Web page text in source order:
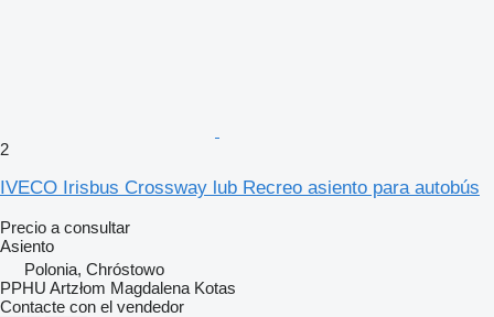
2
IVECO Irisbus Crossway lub Recreo asiento para autobús
Precio a consultar
Asiento
Polonia, Chróstowo
PPHU Artzłom Magdalena Kotas
Contacte con el vendedor